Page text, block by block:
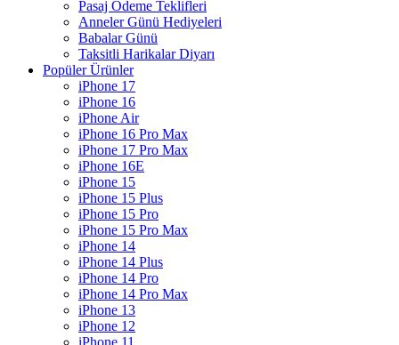
Pasaj Ödeme Teklifleri
Anneler Günü Hediyeleri
Babalar Günü
Taksitli Harikalar Diyarı
Popüler Ürünler
iPhone 17
iPhone 16
iPhone Air
iPhone 16 Pro Max
iPhone 17 Pro Max
iPhone 16E
iPhone 15
iPhone 15 Plus
iPhone 15 Pro
iPhone 15 Pro Max
iPhone 14
iPhone 14 Plus
iPhone 14 Pro
iPhone 14 Pro Max
iPhone 13
iPhone 12
iPhone 11